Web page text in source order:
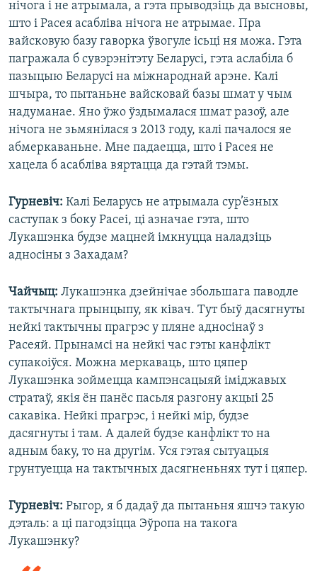
нічога і не атрымала, а гэта прыводзіць да высновы,
што і Расея асабліва нічога не атрымае. Пра
вайсковую базу гаворка ўвогуле ісьці ня можа. Гэта
пагражала б сувэрэнітэту Беларусі, гэта аслабіла б
пазыцыю Беларусі на міжнароднай арэне. Калі
шчыра, то пытаньне вайсковай базы шмат у чым
надуманае. Яно ўжо ўздымалася шмат разоў, але
нічога не зьмянілася з 2013 году, калі пачалося яе
абмеркаваньне. Мне падаецца, што і Расея не
хацела б асабліва вяртацца да гэтай тэмы.
Гурневіч: Калі Беларусь не атрымала сур’ёзных
саступак з боку Расеі, ці азначае гэта, што
Лукашэнка будзе мацней імкнуцца наладзіць
адносіны з Захадам?
Чайчыц: Лукашэнка дзейнічае збольшага паводле
тактычнага прынцыпу, як ківач. Тут быў дасягнуты
нейкі тактычны прагрэс у пляне адносінаў з
Расеяй. Прынамсі на нейкі час гэты канфлікт
супакоіўся. Можна меркаваць, што цяпер
Лукашэнка зоймецца кампэнсацыяй іміджавых
стратаў, якія ён панёс пасьля разгону акцыі 25
сакавіка. Нейкі прагрэс, і нейкі мір, будзе
дасягнуты і там. А далей будзе канфлікт то на
адным баку, то на другім. Уся гэтая сытуацыя
грунтуецца на тактычных дасягненьнях тут і цяпер.
Гурневіч: Рыгор, я б дадаў да пытаньня яшчэ такую
дэталь: а ці пагодзіцца Эўропа на такога
Лукашэнку?